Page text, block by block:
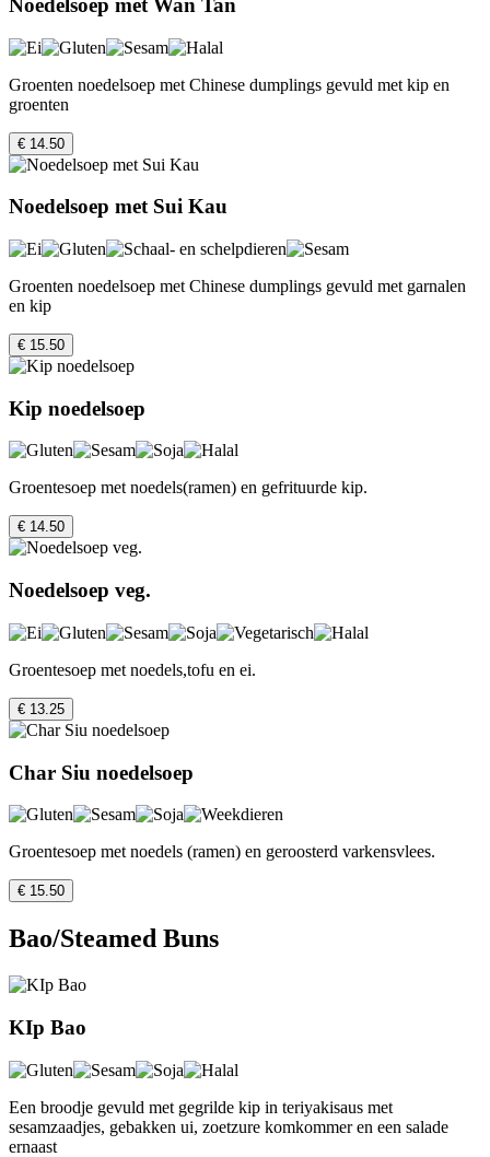
Noedelsoep met Wan Tan
Groenten noedelsoep met Chinese dumplings gevuld met kip en
groenten
€ 14.50
Noedelsoep met Sui Kau
Groenten noedelsoep met Chinese dumplings gevuld met garnalen
en kip
€ 15.50
Kip noedelsoep
Groentesoep met noedels(ramen) en gefrituurde kip.
€ 14.50
Noedelsoep veg.
Groentesoep met noedels,tofu en ei.
€ 13.25
Char Siu noedelsoep
Groentesoep met noedels (ramen) en geroosterd varkensvlees.
€ 15.50
Bao/Steamed Buns
KIp Bao
Een broodje gevuld met gegrilde kip in teriyakisaus met
sesamzaadjes, gebakken ui, zoetzure komkommer en een salade
ernaast